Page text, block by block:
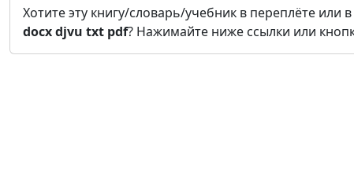
Хотите эту книгу/словарь/учебник в переплёте или
docxdjvu txt pdf? Нажимайте ниже ссылки или